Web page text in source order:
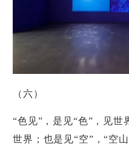
（六）
“色见”，是见“色”，见
世界；也是见“空”，“空